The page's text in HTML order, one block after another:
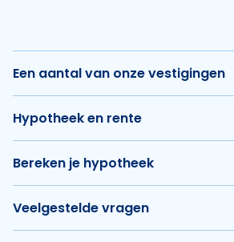
Een aantal van onze vestigingen
Hypotheek en rente
Bereken je hypotheek
Veelgestelde vragen